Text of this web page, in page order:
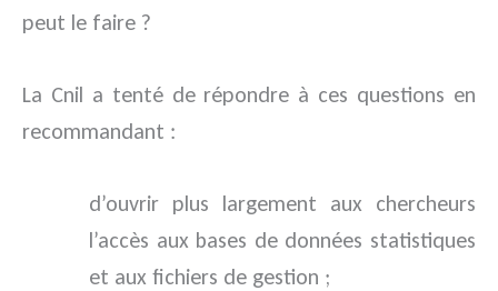
peut le faire ?
La Cnil a tenté de répondre à ces questions en
recommandant :
d’ouvrir plus largement aux chercheurs
l’accès aux bases de données statistiques
et aux fichiers de gestion ;